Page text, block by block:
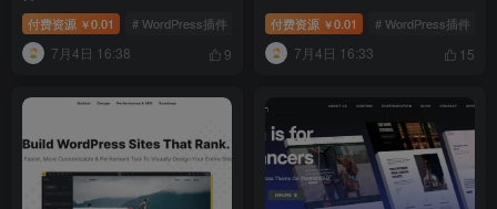
付费资源 ￥0.01 # WordPress插件 # 子比防红插件
7月4日 16:38 9
付费资源 ￥0.01 # WordPress插件
7月4日 16:33 15